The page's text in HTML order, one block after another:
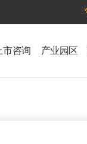
市咨询 产业园区